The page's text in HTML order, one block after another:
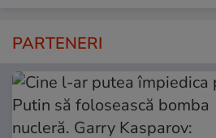
PARTENERI